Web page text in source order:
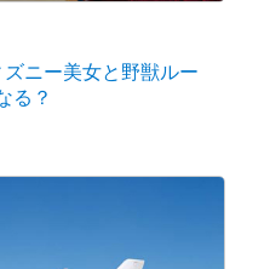
ニー美女と野獣ルー
る？